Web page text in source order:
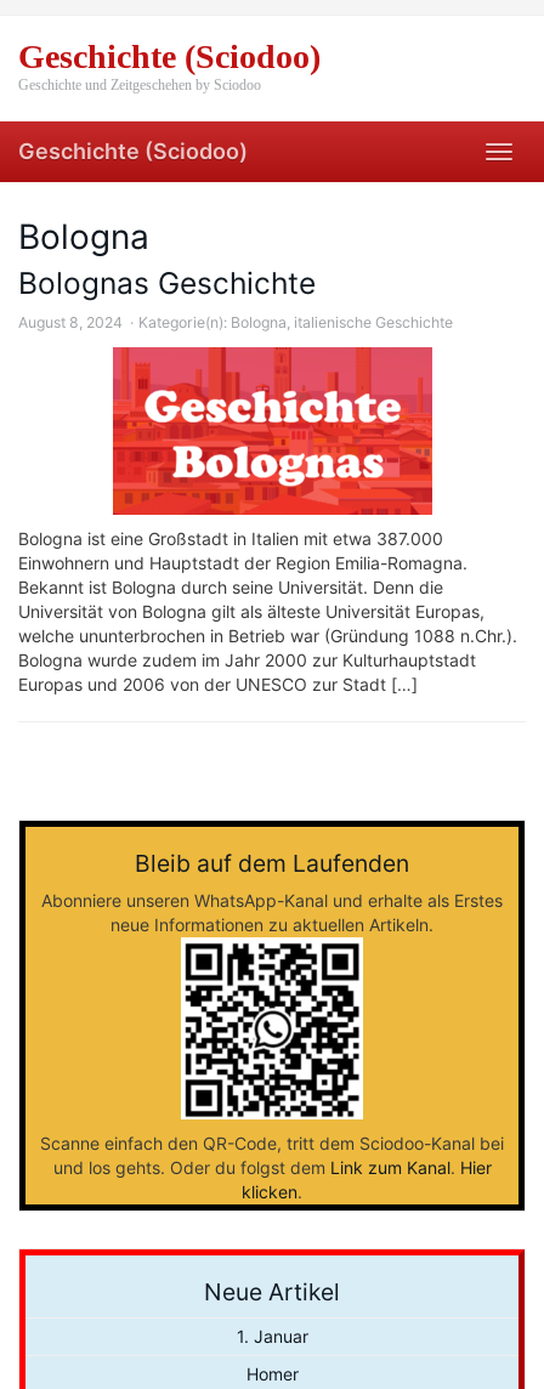
main
content
Geschichte (Sciodoo)
Geschichte und Zeitgeschehen by Sciodoo
Geschichte (Sciodoo)
Bologna
Bolognas Geschichte
August 8, 2024 Kategorie(n): Bologna, italienische Geschichte
Bologna ist eine Großstadt in Italien mit etwa 387.000
Einwohnern und Hauptstadt der Region Emilia-Romagna.
Bekannt ist Bologna durch seine Universität. Denn die
Universität von Bologna gilt als älteste Universität Europas,
welche ununterbrochen in Betrieb war (Gründung 1088 n.Chr.).
Bologna wurde zudem im Jahr 2000 zur Kulturhauptstadt
Europas und 2006 von der UNESCO zur Stadt […]
Bleib auf dem Laufenden
Abonniere unseren WhatsApp-Kanal und erhalte als Erstes
neue Informationen zu aktuellen Artikeln.
Scanne einfach den QR-Code, tritt dem Sciodoo-Kanal bei
und los gehts. Oder du folgst dem Link zum Kanal. Hier
klicken.
Neue Artikel
1. Januar
Homer